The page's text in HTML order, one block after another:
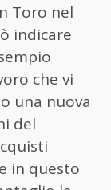
Toro nel
indicare
che vi
una nuova
del
in questo